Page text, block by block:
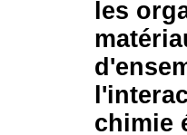
les
chimie